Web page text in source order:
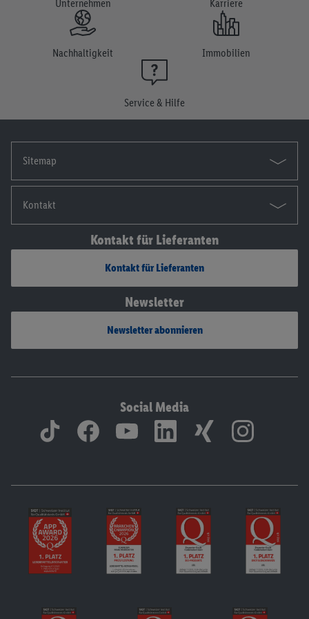
Unternehmen Karriere
Nachhaltigkeit Immobilien
Service & Hilfe
Sitemap
Kontakt
Kontakt für Lieferanten
Kontakt für Lieferanten
Newsletter
Newsletter abonnieren
Social Media
Einwilligung jederzeit mit Wirkung für die Zukunft zu
widerrufen, findest du in unseren
Datenschutzbestimmungen
Die Impressen findest du hier.